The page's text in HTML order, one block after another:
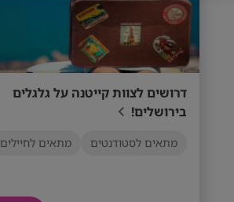
דרושים לצוות קייטנה על גלגלים
בירושלים!
מתאים לסטודנטים מתאים לחיילים